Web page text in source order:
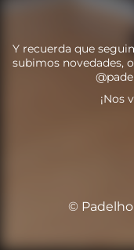
Y recuerda que
subimos novedades,
¡Nos
©